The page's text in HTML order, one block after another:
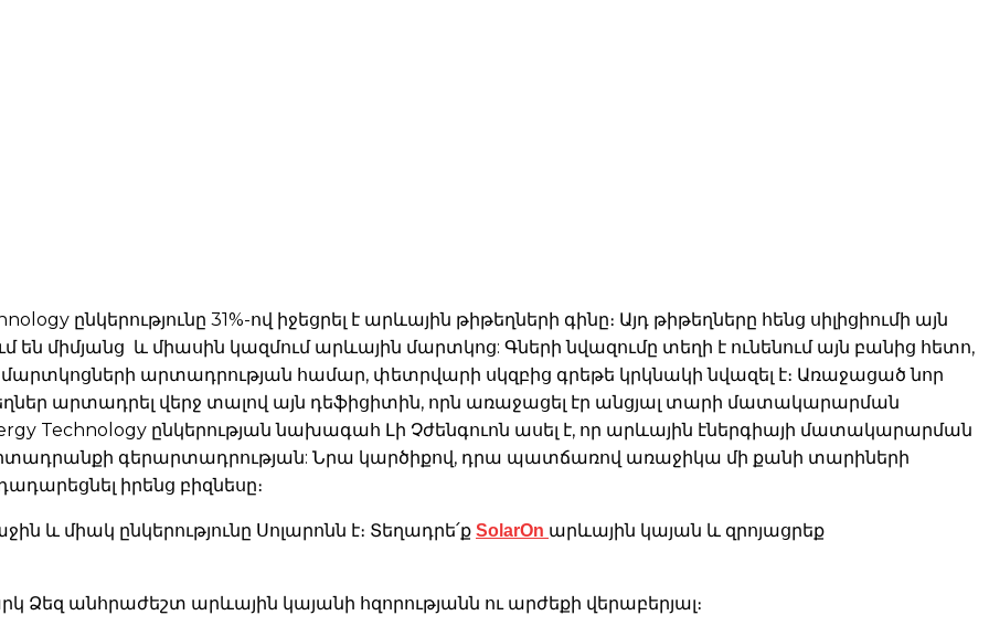
ընկերությունը 31%-ով իջեցրել է արևային թիթեղների գինը։ Այդ թիթեղները հենց սիլիցիումի այն
միմյանց և միասին կազմում արևային մարտկոց: Գների նվազումը տեղի է ունենում այն ​​բանից հետո,
մարտկոցների արտադրության համար, փետրվարի սկզբից գրեթե կրկնակի նվազել է։ Առաջացած նոր
արտադրել վերջ տալով այն դեֆիցիտին, որն առաջացել էր անցյալ տարի մատակարարման
Technology ընկերության նախագահ Լի Չժենգուոն ասել է, որ արևային էներգիայի մատակարարման
արտադրանքի գերարտադրության: Նրա կարծիքով, դրա պատճառով առաջիկա մի քանի տարիների
իրենց բիզնեսը։
միակ ընկերությունը Սոլարոնն է։ Տեղադրե՛ք SolarOn արևային կայան և զրոյացրեք
անհրաժեշտ արևային կայանի հզորությանն ու արժեքի վերաբերյալ։